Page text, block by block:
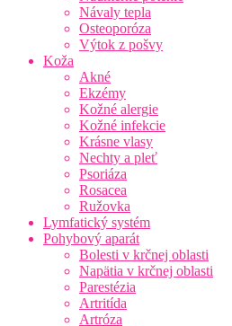
Návaly tepla
Osteoporóza
Výtok z pošvy
Koža
Akné
Ekzémy
Kožné alergie
Kožné infekcie
Krásne vlasy
Nechty a pleť
Psoriáza
Rosacea
Ružovka
Lymfatický systém
Pohybový aparát
Bolesti v krčnej oblasti
Napätia v krčnej oblasti
Parestézia
Artritída
Artróza